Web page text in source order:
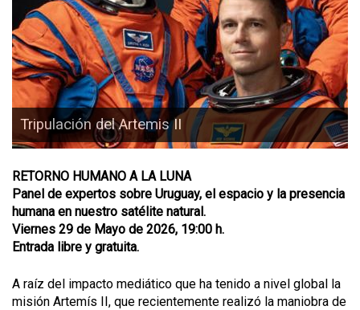
Tripulación del Artemis II
RETORNO HUMANO A LA LUNA
Panel de expertos sobre Uruguay, el espacio y la presencia
humana en nuestro satélite natural.
Viernes 29 de Mayo de 2026, 19:00 h.
Entrada libre y gratuita.
A raíz del impacto mediático que ha tenido a nivel global la
misión Artemís II, que recientemente realizó la maniobra de